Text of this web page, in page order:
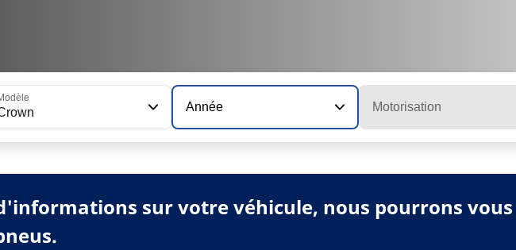
Année Motorisation
sur votre véhicule, nous pourrons